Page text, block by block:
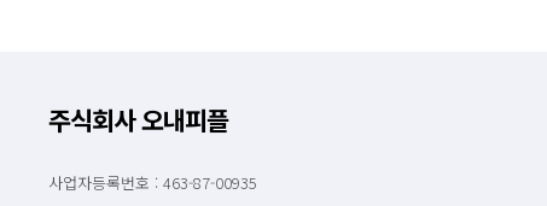
주식회사 오내피플
사업자등록번호 : 463-87-00935